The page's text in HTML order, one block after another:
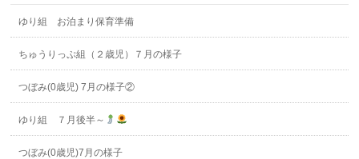
ゆり組 お泊まり保育準備
ちゅうりっぷ組（２歳児）７月の様子
つぼみ(0歳児) 7月の様子②
ゆり組 ７月後半～
つぼみ(0歳児)7月の様子